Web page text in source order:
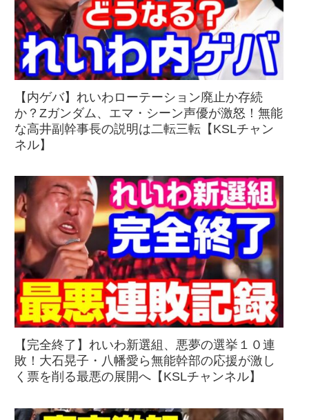
【内ゲバ】れいわローテーション廃止か存続
か？Zガンダム、エマ・シーン声優が激怒！無能
な高井副幹事長の説明は二転三転【KSLチャン
ネル】
【完全終了】れいわ新選組、悪夢の選挙１０連
敗！大石晃子・八幡愛ら無能幹部の応援が激し
く票を削る最悪の展開へ【KSLチャンネル】